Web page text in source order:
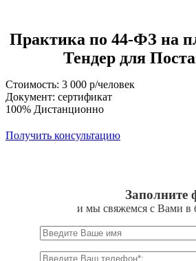
Практика по 44-ФЗ на
Тендер для
Стоимость: 3 000 р/человек
Документ: сертификат
100% Дистанционно
Получить консультацию
Заполните
и мы свяжемся с Вами в